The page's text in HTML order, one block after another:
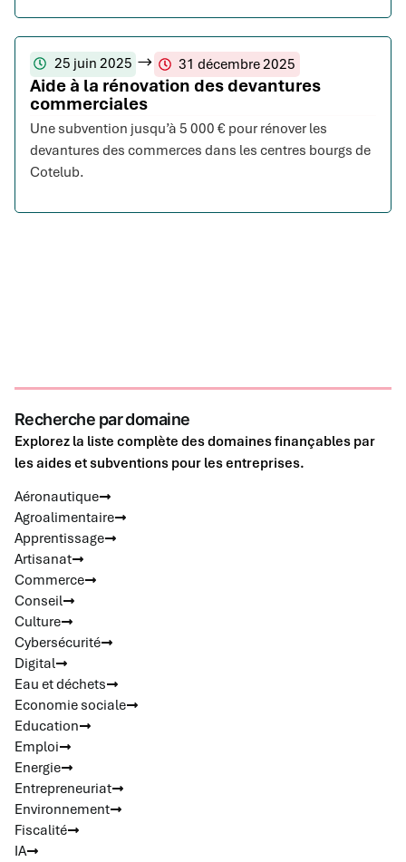
25 juin 2025 31 décembre 2025
Aide à la rénovation des devantures
commerciales
Une subvention jusqu’à 5 000 € pour rénover les
devantures des commerces dans les centres bourgs de
Cotelub.
Recherche par domaine
Explorez la liste complète des domaines finançables par
les aides et subventions pour les entreprises.
Aéronautique
Agroalimentaire
Apprentissage
Artisanat
Commerce
Conseil
Culture
Cybersécurité
Digital
Eau et déchets
Economie sociale
Education
Emploi
Energie
Entrepreneuriat
Environnement
Fiscalité
IA